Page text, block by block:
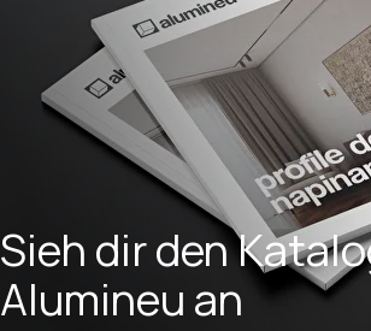
Sieh dir den
Alumineu an